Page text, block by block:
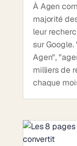
À Agen
majorité
leur
sur
Agen",
milliers de
chaque